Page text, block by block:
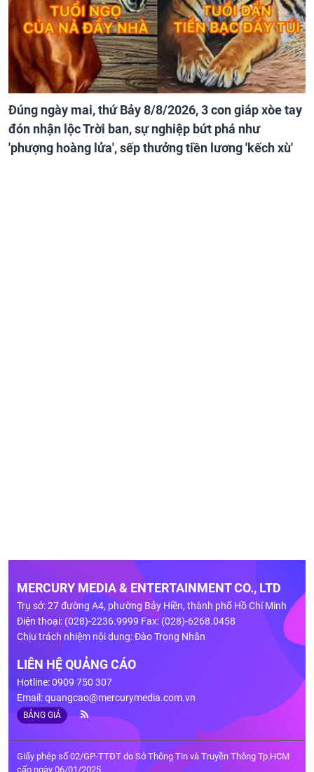
Đúng ngày mai, thứ Bảy 8/8/2026, 3 con giáp xòe tay
đón nhận lộc Trời ban, sự nghiệp bứt phá như
'phượng hoàng lửa', sếp thưởng tiền lương 'kếch xù'
MERCURY MEDIA & ENTERTAINMENT CO., LTD
Trụ sở: 27 đường A4, phường Bảy Hiền, thành phố Hồ Chí Minh
Điện thoại: (028)-2236.9999 Fax: (028)-6268.0458
Chịu trách nhiệm nội dung: Đào Trọng Nhân
LIÊN HỆ QUẢNG CÁO
Hotline: 0909 750 307
Email:quangcao@mercurymedia.com.vn
BẢNG GIÁ
Giấy phép số 02/GP-TTĐT do Sở Thông Tin và Truyền Thông Tp.HCM
cấp ngày 06/01/2025